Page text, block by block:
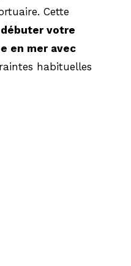
Cette
débuter votre
en mer avec
habituelles